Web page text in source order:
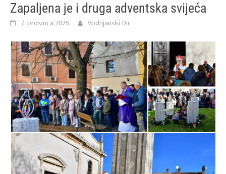
Zapaljena je i druga adventska svijeća
7. prosinca 2025. Vodnjanski Đir